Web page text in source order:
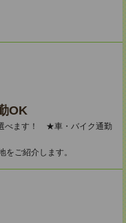
OK
べます！ ★車・バイク通勤
ご紹介します。